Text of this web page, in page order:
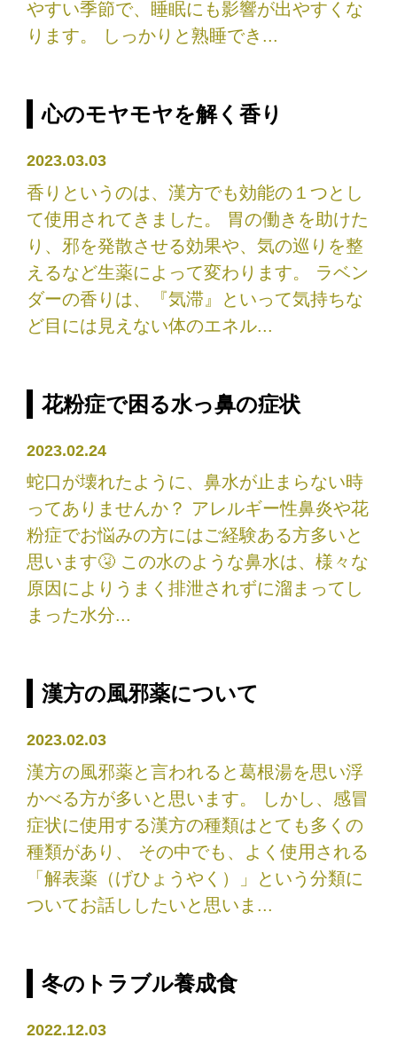
やすい季節で、睡眠にも影響が出やすくな
ります。 しっかりと熟睡でき...
心のモヤモヤを解く香り
2023.03.03
香りというのは、漢方でも効能の１つとし
て使用されてきました。 胃の働きを助けた
り、邪を発散させる効果や、気の巡りを整
えるなど生薬によって変わります。 ラベン
ダーの香りは、『気滞』といって気持ちな
ど目には見えない体のエネル...
花粉症で困る水っ鼻の症状
2023.02.24
蛇口が壊れたように、鼻水が止まらない時
ってありませんか？ アレルギー性鼻炎や花
粉症でお悩みの方にはご経験ある方多いと
思います🤧 この水のような鼻水は、様々な
原因によりうまく排泄されずに溜まってし
まった水分...
漢方の風邪薬について
2023.02.03
漢方の風邪薬と言われると葛根湯を思い浮
かべる方が多いと思います。 しかし、感冒
症状に使用する漢方の種類はとても多くの
種類があり、 その中でも、よく使用される
「解表薬（げひょうやく）」という分類に
ついてお話ししたいと思いま...
冬のトラブル養成食
2022.12.03